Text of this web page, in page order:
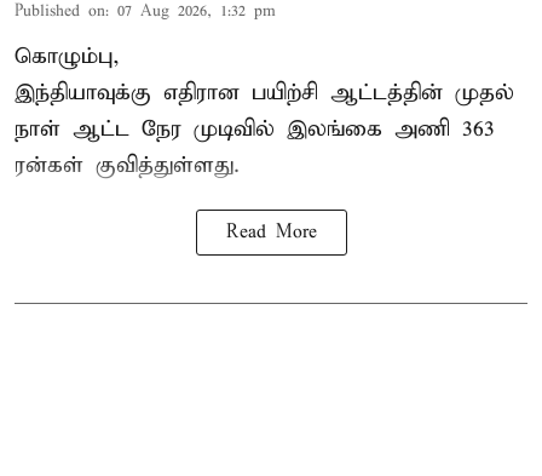
Published on: 07 Aug 2026, 1:32 pm
கொழும்பு,
இந்தியாவுக்கு எதிரான பயிற்சி ஆட்டத்தின் முதல்
நாள் ஆட்ட நேர முடிவில் இலங்கை அணி 363
ரன்கள் குவித்துள்ளது.
Read More